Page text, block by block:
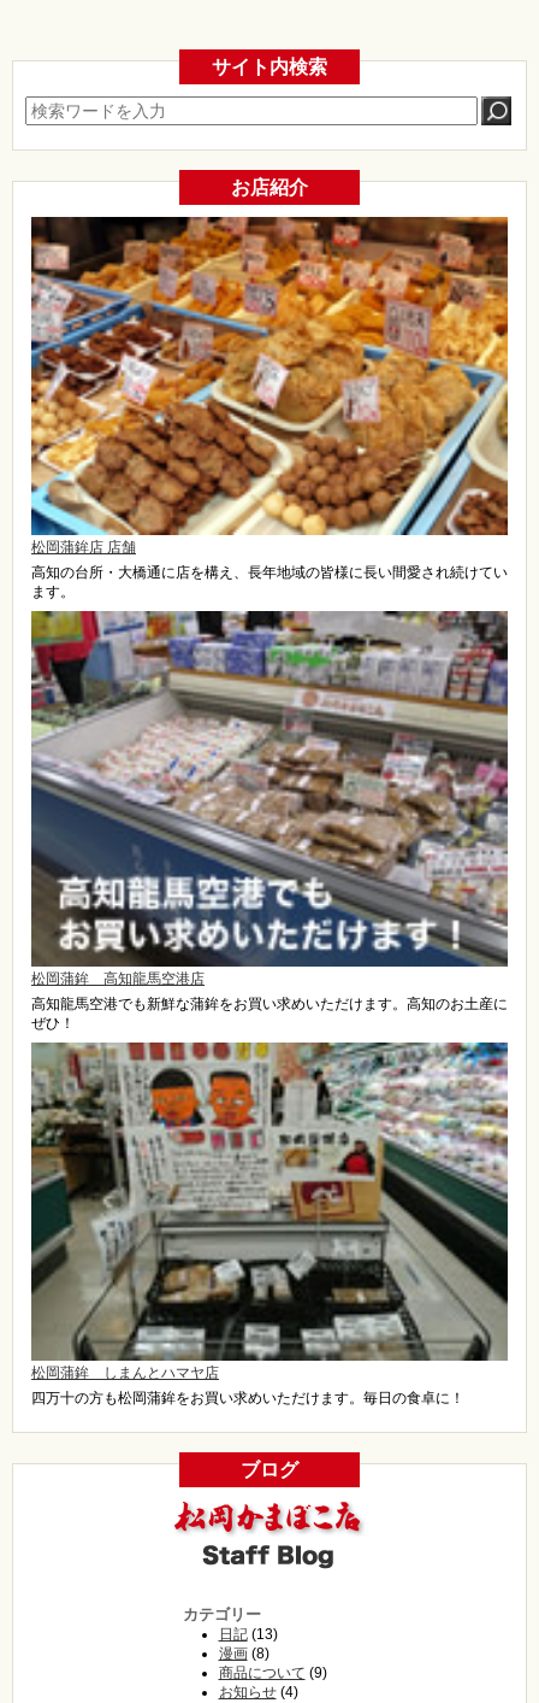
サイト内検索
お店紹介
松岡蒲鉾店 店舗
高知の台所・大橋通に店を構え、長年地域の皆様に長い間愛され続けてい
ます。
松岡蒲鉾 高知龍馬空港店
高知龍馬空港でも新鮮な蒲鉾をお買い求めいただけます。高知のお土産に
ぜひ！
松岡蒲鉾 しまんとハマヤ店
四万十の方も松岡蒲鉾をお買い求めいただけます。毎日の食卓に！
ブログ
カテゴリー
日記(13)
漫画(8)
商品について (9)
お知らせ(4)